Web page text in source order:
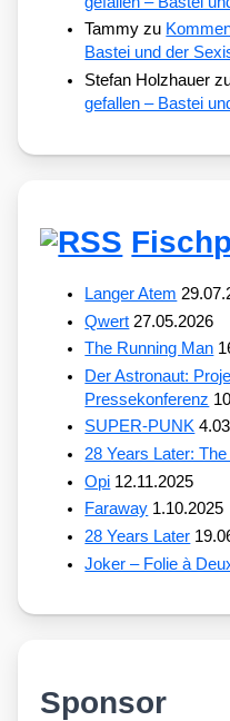
Tammy zu
Bastei und der
Stefan Holzhauer
gefallen – Bastei
Langer Atem
Qwert 27.05.2026
The Running Man
Der Astronaut:
Pressekonferenz
SUPER-PUNK
28 Years Later:
Opi 12.11.2025
Faraway 1.10.2025
28 Years Later
Joker – Folie à
Sponsor